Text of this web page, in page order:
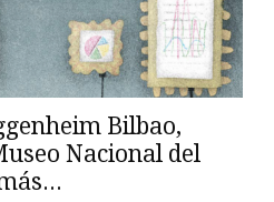
Bilbao,
Nacional del